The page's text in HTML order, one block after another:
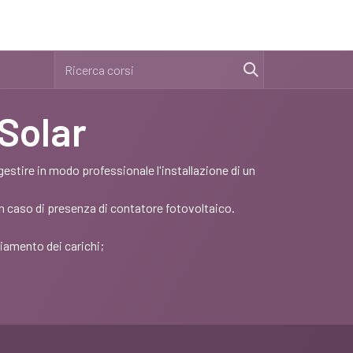
in modo professionale l'installazione di un
caso di presenza di contatore fotovoltaico.
dei carichi;